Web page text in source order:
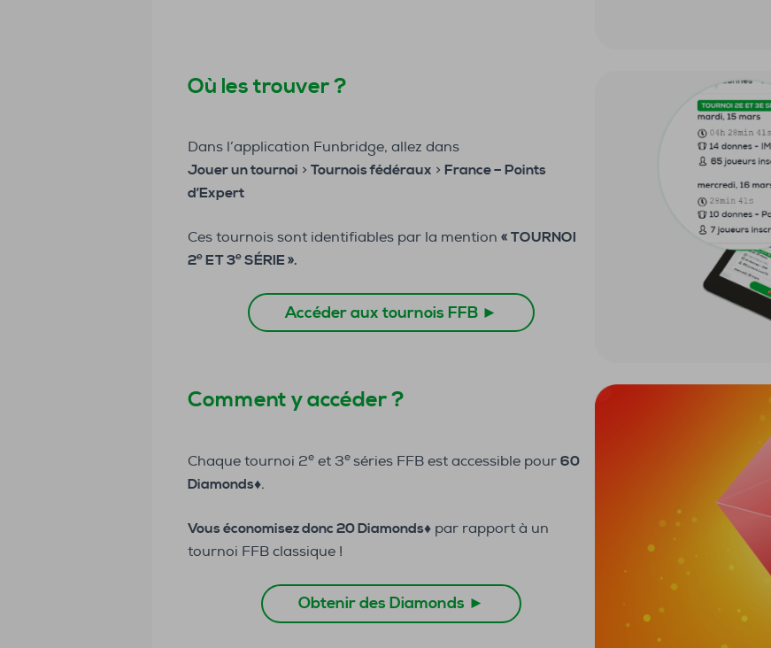
Où les trouver ?
Dans l’application Funbridge, allez dans
Jouer un tournoi > Tournois fédéraux > France – Points
d’Expert
Ces tournois sont identifiables par la mention « TOURNOI
2e ET 3e SÉRIE ».
Accéder aux tournois FFB ►
Comment y accéder ?
Chaque tournoi 2e et 3e séries FFB est accessible pour 60
Diamonds♦️.
Vous économisez donc 20 Diamonds♦️ par rapport à un
tournoi FFB classique !
Obtenir des Diamonds ►